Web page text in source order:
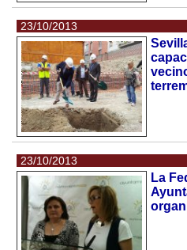
23/10/2013
23/10/2013
La